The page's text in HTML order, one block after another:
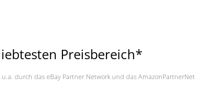
Preisbereich*
durch das eBay Partner Network und das AmazonPartnerNet